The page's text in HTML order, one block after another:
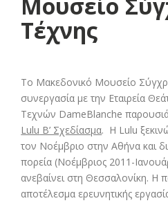
Μουσείο
Τέχνης
To Μακεδονικό Μουσείο
συνεργασία με την Εταιρεία
Τεχνών DameBlanche
Lulu Β’ Σχεδίασμα. Η Lulu
τον Νοέμβριο στην Αθήνα και
πορεία (Νοέμβριος 2011-
ανεβαίνει στη Θεσσαλονίκη. Η
αποτέλεσμα ερευνητικής